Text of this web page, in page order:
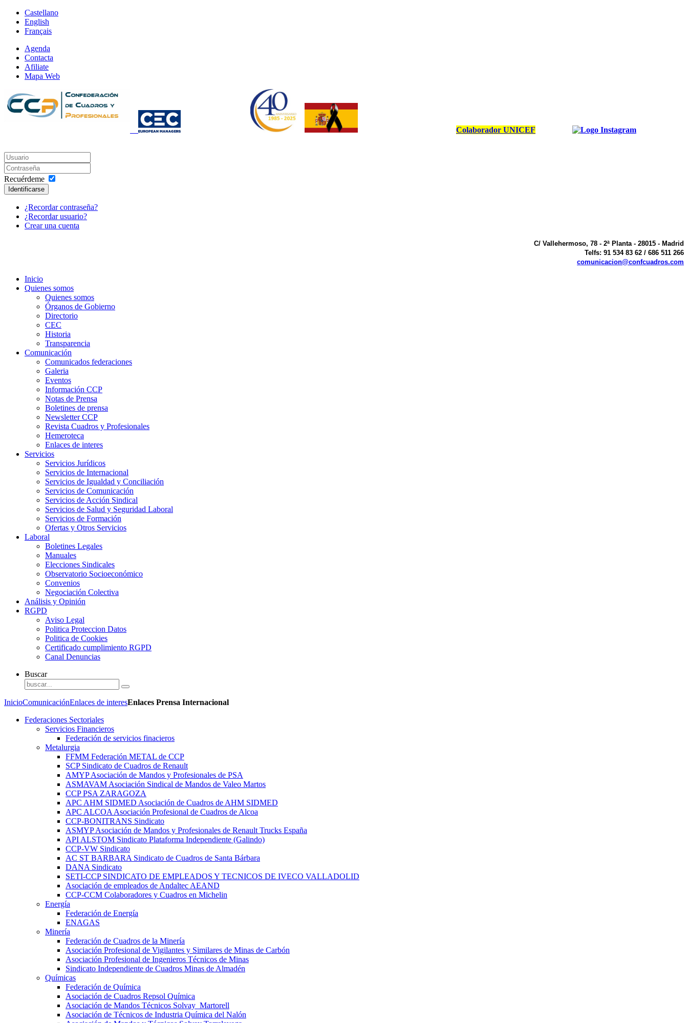
Castellano
English
Français
Agenda
Contacta
Afiliate
Mapa Web
Colaborador UNICEF
Recuérdeme
Identificarse
¿Recordar contraseña?
¿Recordar usuario?
Crear una cuenta
C/ Vallehermoso, 78 - 2ª Planta - 28015 - Madrid
Telfs: 91 534 83 62 / 686 511 266
comunicacion@confcuadros.com
Inicio
Quienes somos
Quienes somos
Órganos de Gobierno
Directorio
CEC
Historia
Transparencia
Comunicación
Comunicados federaciones
Galeria
Eventos
Información CCP
Notas de Prensa
Boletines de prensa
Newsletter CCP
Revista Cuadros y Profesionales
Hemeroteca
Enlaces de interes
Servicios
Servicios Jurídicos
Servicios de Internacional
Servicios de Igualdad y Conciliación
Servicios de Comunicación
Servicios de Acción Sindical
Servicios de Salud y Seguridad Laboral
Servicios de Formación
Ofertas y Otros Servicios
Laboral
Boletines Legales
Manuales
Elecciones Sindicales
Observatorio Socioeconómico
Convenios
Negociación Colectiva
Análisis y Opinión
RGPD
Aviso Legal
Politica Proteccion Datos
Politica de Cookies
Certificado cumplimiento RGPD
Canal Denuncias
Buscar
InicioComunicaciónEnlaces de interesEnlaces Prensa Internacional
Federaciones Sectoriales
Servicios Financieros
Federación de servicios finacieros
Metalurgia
FFMM Federación METAL de CCP
SCP Sindicato de Cuadros de Renault
AMYP Asociación de Mandos y Profesionales de PSA
ASMAVAM Asociación Sindical de Mandos de Valeo Martos
CCP PSA ZARAGOZA
APC AHM SIDMED Asociación de Cuadros de AHM SIDMED
APC ALCOA Asociación Profesional de Cuadros de Alcoa
CCP-BONITRANS Sindicato
ASMYP Asociación de Mandos y Profesionales de Renault Trucks España
API ALSTOM Sindicato Plataforma Independiente (Galindo)
CCP-VW Sindicato
AC ST BARBARA Sindicato de Cuadros de Santa Bárbara
DANA Sindicato
SETI-CCP SINDICATO DE EMPLEADOS Y TECNICOS DE IVECO VALLADOLID
Asociación de empleados de Andaltec AEAND
CCP-CCM Colaboradores y Cuadros en Michelin
Energía
Federación de Energía
ENAGAS
Minería
Federación de Cuadros de la Minería
Asociación Profesional de Vigilantes y Similares de Minas de Carbón
Asociación Profesional de Ingenieros Técnicos de Minas
Sindicato Independiente de Cuadros Minas de Almadén
Químicas
Federación de Química
Asociación de Cuadros Repsol Química
Asociación de Mandos Técnicos Solvay_Martorell
Asociación de Técnicos de Industria Química del Nalón